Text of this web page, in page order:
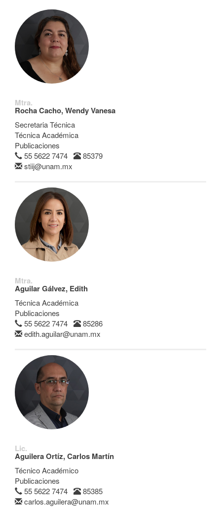
Mtra.
Rocha Cacho, Wendy Vanesa
Secretaria Técnica
Técnica Académica
Publicaciones
55 5622 7474
85379
stiij@unam.mx
Mtra.
Aguilar Gálvez, Edith
Técnica Académica
Publicaciones
55 5622 7474
85286
edith.aguilar@unam.mx
Lic.
Aguilera Ortíz, Carlos Martín
Técnico Académico
Publicaciones
55 5622 7474
85385
carlos.aguilera@unam.mx